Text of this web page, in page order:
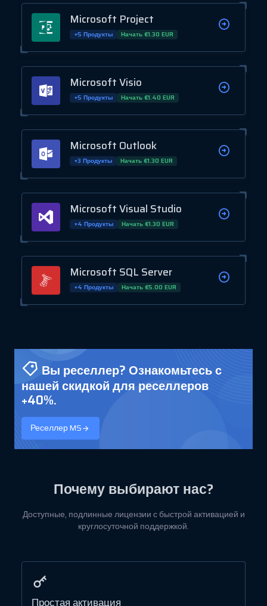
Microsoft Project
+5 Продукты Начать €1.30 EUR
Microsoft Visio
+5 Продукты Начать €1.40 EUR
Microsoft Outlook
+3 Продукты Начать €1.30 EUR
Microsoft Visual Studio
+4 Продукты Начать €1.30 EUR
Microsoft SQL Server
+4 Продукты Начать €5.00 EUR
Вы реселлер? Ознакомьтесь с
нашей скидкой для реселлеров
+40%.
Реселлер MS
Почему выбирают нас?
Доступные, подлинные лицензии с быстрой активацией и
круглосуточной поддержкой.
Простая активация